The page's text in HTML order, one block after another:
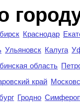
Краснодар
Ульяновск Калуга
область
край
Гродно